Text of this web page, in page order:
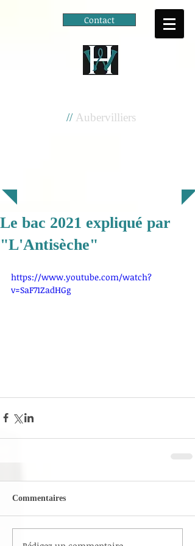
Contact
//Aubervilliers
Le bac 2021 expliqué par
"L'Antisèche"
https://www.youtube.com/watch?
v=SaF71ZadHGg
Commentaires